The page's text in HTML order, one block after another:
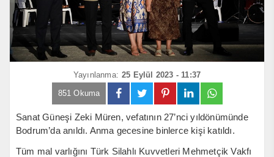
Yayınlanma: 25 Eylül 2023 - 11:37
851 Okuma
Sanat Güneşi Zeki Müren, vefatının 27’nci yıldönümünde
Bodrum’da anıldı. Anma gecesine binlerce kişi katıldı.
Tüm mal varlığını Türk Silahlı Kuvvetleri Mehmetçik Vakfı